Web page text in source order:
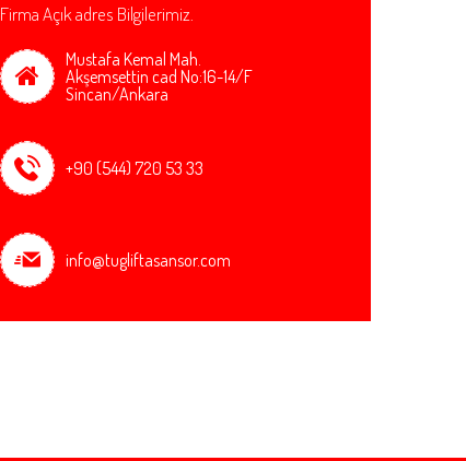
Firma Açık adres Bilgilerimiz.
Mustafa Kemal Mah.
Akşemsettin cad No:16-14/F
Sincan/Ankara
+90 (544) 720 53 33
info@tugliftasansor.com